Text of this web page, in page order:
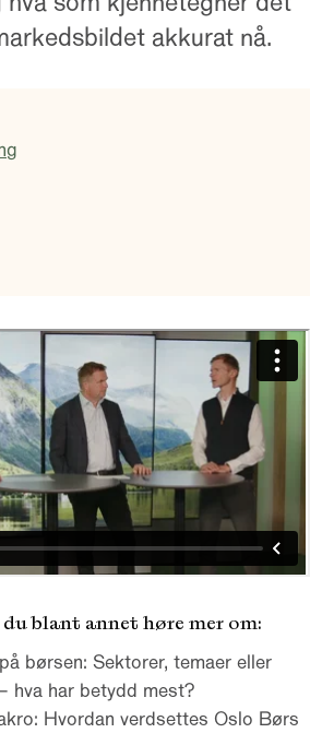
akkurat nå.​
blant annet høre mer om:
børsen: Sektorer, temaer eller
hva har betydd mest?​
Hvordan verdsettes Oslo Børs